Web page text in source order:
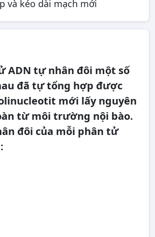
và kéo dài mạch mới
ADN tự nhân đôi một số
đã tự tổng hợp được
mới lấy nguyên
từ môi trường nội bào.
đôi của mỗi phân tử